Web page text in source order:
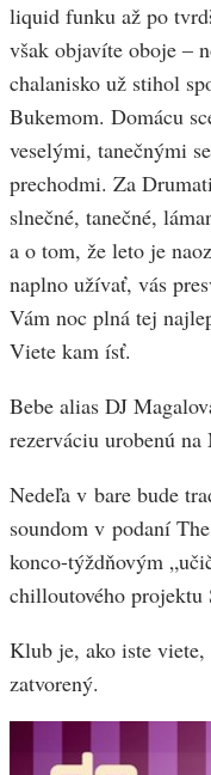
liquid funku až po
však objavíte oboje –
chalanisko už stihol
Bukemom. Domácu
veselými, tanečnými
prechodmi. Za
slnečné, tanečné,
a o tom, že leto je
naplno užívať, vás
Vám noc plná tej
Viete kam ísť.
Bebe alias DJ
rezerváciu urobenú
Nedeľa v bare bude
soundom v podaní
konco-týždňovým
chilloutového projektu
Klub je, ako iste
zatvorený.